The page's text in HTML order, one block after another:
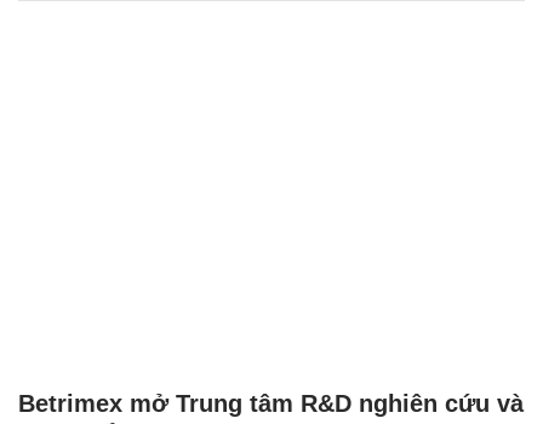
Betrimex mở Trung tâm R&D nghiên cứu và